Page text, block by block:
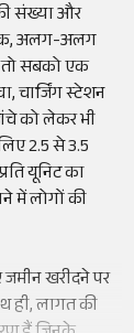
संख्या और
अलग-अलग
तो सबको एक
चार्जिंग स्टेशन
को लेकर भी
2.5 से 3.5
यूनिट का
में लोगों की
खरीदने पर
ही, लागत की